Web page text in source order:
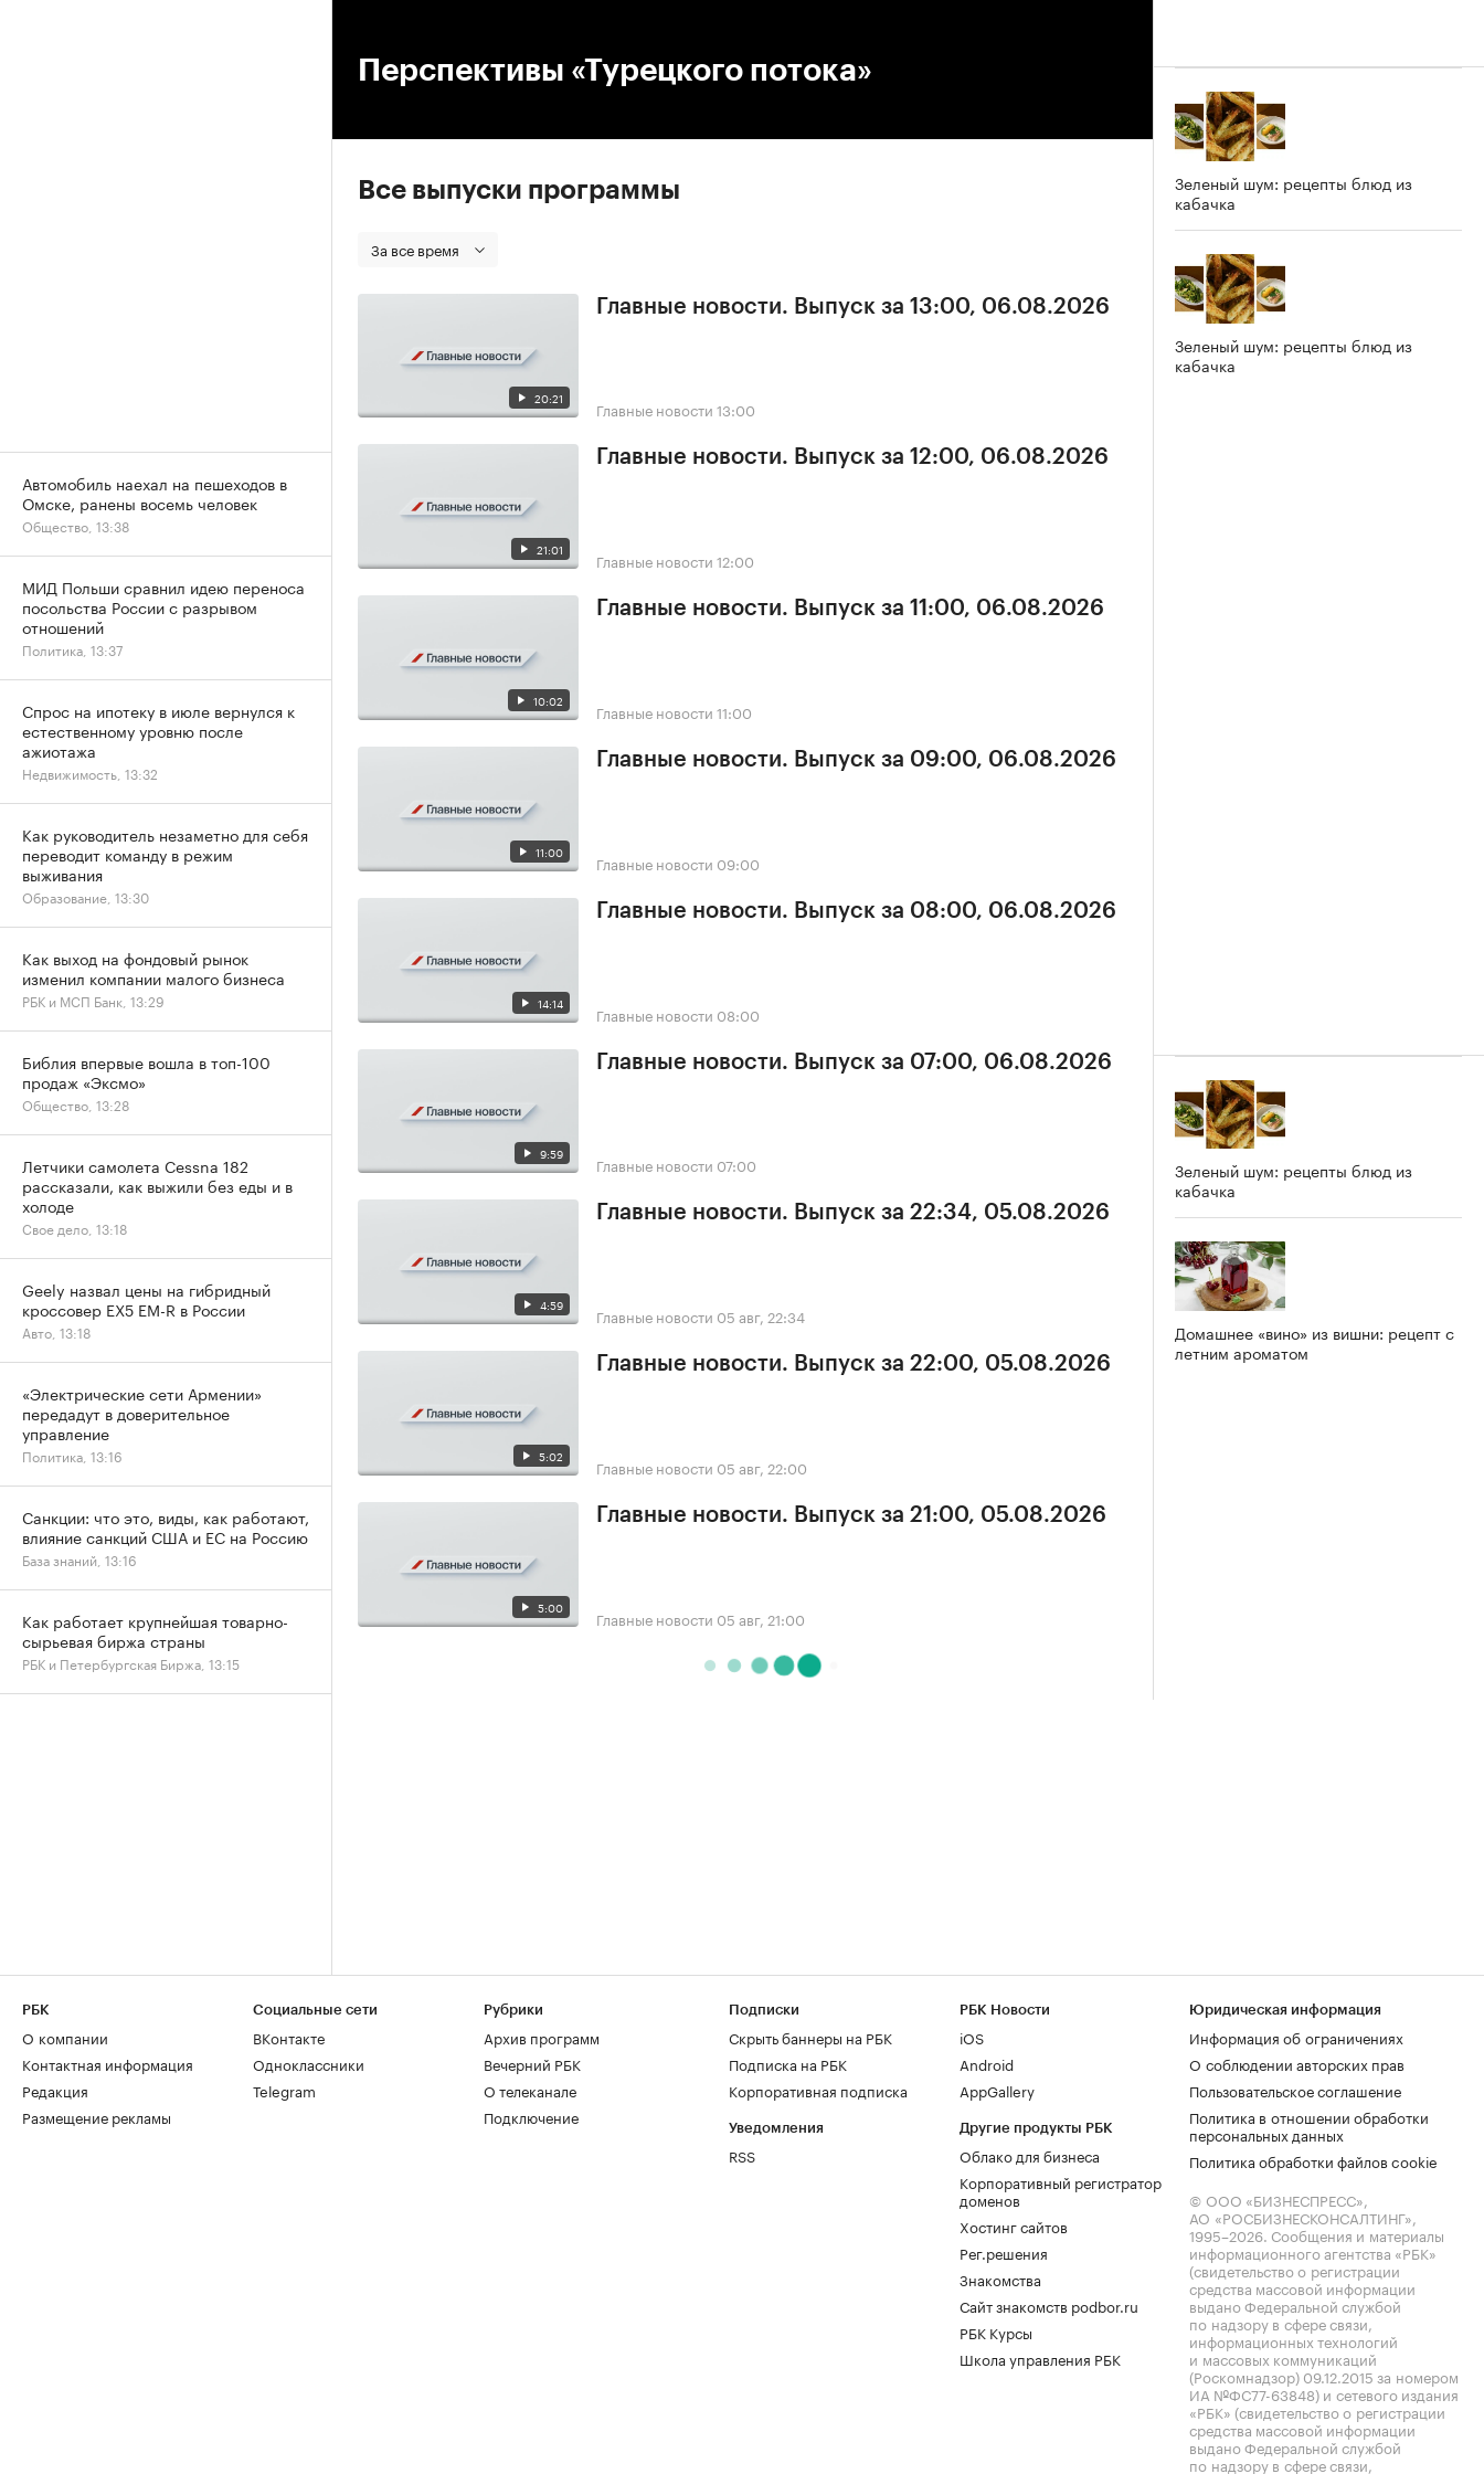
Перспективы «Турецкого потока»
Все выпуски программы
За все время
20:21
Главные новости. Выпуск за 13:00, 06.08.2026
Главные новости 13:00
21:01
Главные новости. Выпуск за 12:00, 06.08.2026
Главные новости 12:00
10:02
Главные новости. Выпуск за 11:00, 06.08.2026
Главные новости 11:00
11:00
Главные новости. Выпуск за 09:00, 06.08.2026
Главные новости 09:00
14:14
Главные новости. Выпуск за 08:00, 06.08.2026
Главные новости 08:00
9:59
Главные новости. Выпуск за 07:00, 06.08.2026
Главные новости 07:00
4:59
Главные новости. Выпуск за 22:34, 05.08.2026
Главные новости 05 авг, 22:34
5:02
Главные новости. Выпуск за 22:00, 05.08.2026
Главные новости 05 авг, 22:00
5:00
Главные новости. Выпуск за 21:00, 05.08.2026
Главные новости 05 авг, 21:00
Зеленый шум: рецепты блюд из
кабачка
Зеленый шум: рецепты блюд из
кабачка
Зеленый шум: рецепты блюд из
кабачка
Домашнее «вино» из вишни: рецепт с
летним ароматом
Автомобиль наехал на пешеходов в
Омске, ранены восемь человек
Общество, 13:38
МИД Польши сравнил идею переноса
посольства России с разрывом
отношений
Политика, 13:37
Спрос на ипотеку в июле вернулся к
естественному уровню после
ажиотажа
Недвижимость, 13:32
Как руководитель незаметно для себя
переводит команду в режим
выживания
Образование, 13:30
Как выход на фондовый рынок
изменил компании малого бизнеса
РБК и МСП Банк, 13:29
Библия впервые вошла в топ-100
продаж «Эксмо»
Общество, 13:28
Летчики самолета Cessna 182
рассказали, как выжили без еды и в
холоде
Свое дело, 13:18
Geely назвал цены на гибридный
кроссовер EX5 EM-R в России
Авто, 13:18
«Электрические сети Армении»
передадут в доверительное
управление
Политика, 13:16
Санкции: что это, виды, как работают,
влияние санкций США и ЕС на Россию
База знаний, 13:16
Как работает крупнейшая товарно-
сырьевая биржа страны
РБК и Петербургская Биржа, 13:15
РБК
О компании
Контактная информация
Редакция
Размещение рекламы
Социальные сети
ВКонтакте
Одноклассники
Telegram
Рубрики
Архив программ
Вечерний РБК
О телеканале
Подключение
Подписки
Скрыть баннеры на РБК
Подписка на РБК
Корпоративная подписка
Уведомления
RSS
РБК Новости
iOS
Android
AppGallery
Другие продукты РБК
Облако для бизнеса
Корпоративный регистратор
доменов
Хостинг сайтов
Рег.решения
Знакомства
Сайт знакомств podbor.ru
РБК Курсы
Школа управления РБК
Юридическая информация
Информация об ограничениях
О соблюдении авторских прав
Пользовательское соглашение
Политика в отношении обработки
персональных данных
Политика обработки файлов cookie
© ООО «БИЗНЕСПРЕСС»,
АО «РОСБИЗНЕСКОНСАЛТИНГ»,
1995–2026. Сообщения и материалы
информационного агентства «РБК»
(свидетельство о регистрации
средства массовой информации
выдано Федеральной службой
по надзору в сфере связи,
информационных технологий
и массовых коммуникаций
(Роскомнадзор) 09.12.2015 за номером
ИА №ФС77-63848) и сетевого издания
«РБК» (свидетельство о регистрации
средства массовой информации
выдано Федеральной службой
по надзору в сфере связи,